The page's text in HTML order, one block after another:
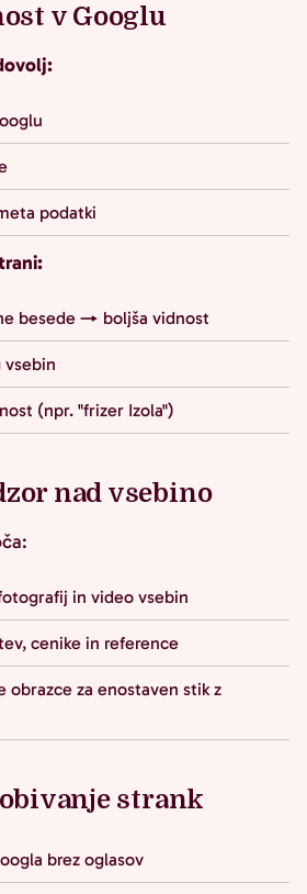
v Googlu
podatki
besede → boljša vidnost
vsebin
(npr. "frizer Izola")
nad vsebino
in video vsebin
cenike in reference
obrazce za enostaven stik z
strank
brez oglasov